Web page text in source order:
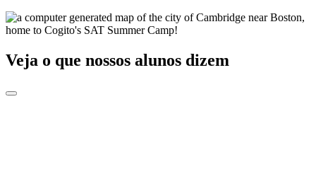
Veja o que nossos alunos dizem